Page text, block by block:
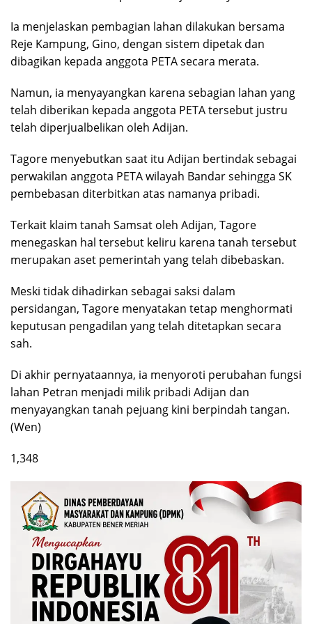
Ia menjelaskan pembagian lahan dilakukan bersama
Reje Kampung, Gino, dengan sistem dipetak dan
dibagikan kepada anggota PETA secara merata.
Namun, ia menyayangkan karena sebagian lahan yang
telah diberikan kepada anggota PETA tersebut justru
telah diperjualbelikan oleh Adijan.
Tagore menyebutkan saat itu Adijan bertindak sebagai
perwakilan anggota PETA wilayah Bandar sehingga SK
pembebasan diterbitkan atas namanya pribadi.
Terkait klaim tanah Samsat oleh Adijan, Tagore
menegaskan hal tersebut keliru karena tanah tersebut
merupakan aset pemerintah yang telah dibebaskan.
Meski tidak dihadirkan sebagai saksi dalam
persidangan, Tagore menyatakan tetap menghormati
keputusan pengadilan yang telah ditetapkan secara
sah.
Di akhir pernyataannya, ia menyoroti perubahan fungsi
lahan Petran menjadi milik pribadi Adijan dan
menyayangkan tanah pejuang kini berpindah tangan.
(Wen)
1,348